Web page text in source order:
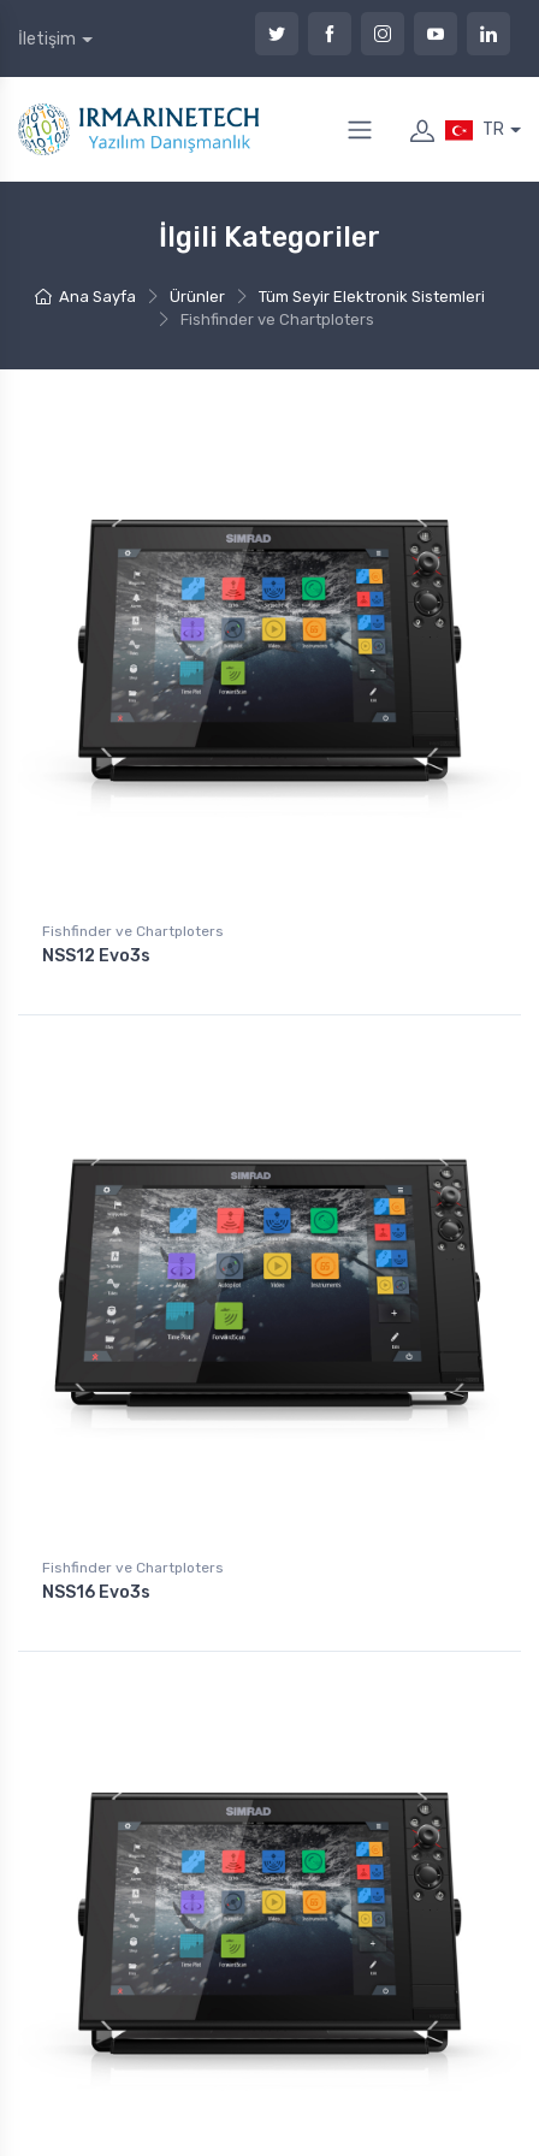
İletişim
TR
İlgili Kategoriler
Ana Sayfa Ürünler
Tüm Seyir Elektronik Sistemleri
Fishfinder ve Chartploters
Fishfinder ve Chartploters
NSS12 Evo3s
Fishfinder ve Chartploters
NSS16 Evo3s